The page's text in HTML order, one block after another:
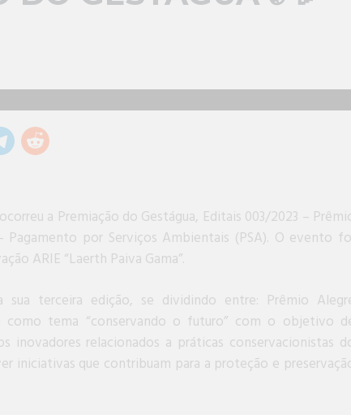
a Premiação do Gestágua, Editais 003/2023 –
por Serviços Ambientais (PSA). O evento
ARIE “Laerth Paiva Gama”.
sua terceira edição, se dividindo entre: Prêmio
tema “conservando o futuro” com o objetivo
inovadores relacionados a práticas conservacionistas
iniciativas que contribuam para a proteção e